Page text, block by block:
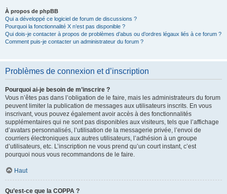
À propos de phpBB
Qui a développé ce logiciel de forum de discussions ?
Pourquoi la fonctionnalité X n’est pas disponible ?
Qui dois-je contacter à propos de problèmes d’abus ou d’ordres légaux liés à ce forum ?
Comment puis-je contacter un administrateur du forum ?
Problèmes de connexion et d’inscription
Pourquoi ai-je besoin de m’inscrire ?
Vous n’êtes pas dans l’obligation de le faire, mais les administrateurs du forum
peuvent limiter la publication de messages aux utilisateurs inscrits. En vous
inscrivant, vous pouvez également avoir accès à des fonctionnalités
supplémentaires qui ne sont pas disponibles aux visiteurs, tels que l’affichage
d’avatars personnalisés, l’utilisation de la messagerie privée, l’envoi de
courriers électroniques aux autres utilisateurs, l’adhésion à un groupe
d’utilisateurs, etc. L’inscription ne vous prend qu’un court instant, c’est
pourquoi nous vous recommandons de le faire.
Haut
Qu’est-ce que la COPPA ?